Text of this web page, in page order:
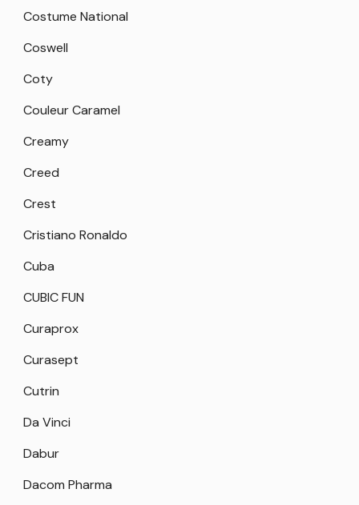
Costume National
Coswell
Coty
Couleur Caramel
Creamy
Creed
Crest
Cristiano Ronaldo
Cuba
CUBIC FUN
Curaprox
Curasept
Cutrin
Da Vinci
Dabur
Dacom Pharma